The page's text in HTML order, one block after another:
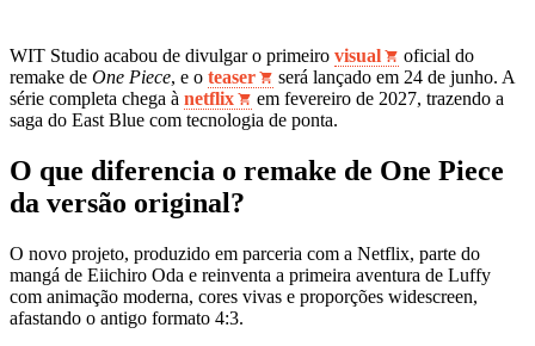
WIT Studio acabou de divulgar o primeiro visual
oficial do
remake de One Piece, e o teaser
será lançado em 24 de junho. A
série completa chega à netflix
em fevereiro de 2027, trazendo a
saga do East Blue com tecnologia de ponta.
O que diferencia o remake de One Piece
da versão original?
O novo projeto, produzido em parceria com a Netflix, parte do
mangá de Eiichiro Oda e reinventa a primeira aventura de Luffy
com animação moderna, cores vivas e proporções widescreen,
afastando o antigo formato 4:3.